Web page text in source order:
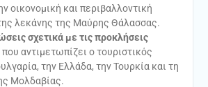
οικονομική και περιβαλλοντική
λεκάνης της Μαύρης Θάλασσας.
σχετικά με τις προκλήσεις
που αντιμετωπίζει ο τουριστικός
την Ελλάδα, την Τουρκία και τη
Μολδαβίας.